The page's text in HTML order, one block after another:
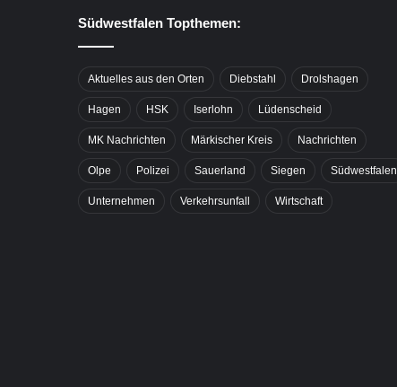
Südwestfalen Topthemen:
Aktuelles aus den Orten Diebstahl Drolshagen
Hagen HSK Iserlohn Lüdenscheid
MK Nachrichten Märkischer Kreis Nachrichten
Olpe Polizei Sauerland Siegen Südwestfalen
Unternehmen Verkehrsunfall Wirtschaft